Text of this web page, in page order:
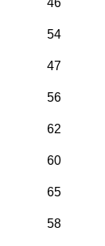
54
47
56
62
60
65
58